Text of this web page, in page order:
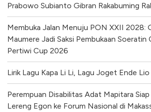
Prabowo Subianto Gibran Rakabuming
Membuka Jalan Menuju PON XXII 2028:
Maumere Jadi Saksi Pembukaan Soeratin
Pertiwi Cup 2026
Lirik Lagu Kapa Li Li, Lagu Joget Ende
Perempuan Disabilitas Adat Mapitara Siap
Lereng Egon ke Forum Nasional di